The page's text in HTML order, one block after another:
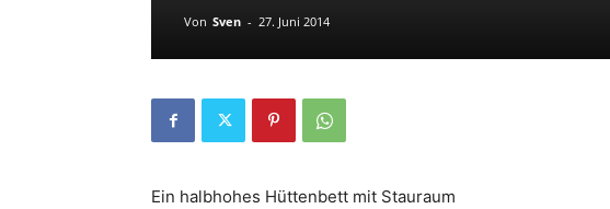
Von Sven - 27. Juni 2014
Ein halbhohes Hüttenbett mit Stauraum